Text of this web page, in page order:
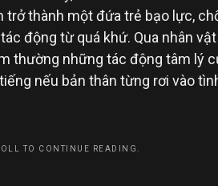
trở thành một đứa trẻ bạo lực,
động từ quá khứ. Qua nhân vật
thường những tác động tâm lý
nếu bản thân từng rơi vào
TO CONTINUE READING.